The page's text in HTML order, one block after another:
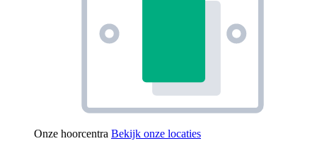
Onze hoorcentra Bekijk onze locaties